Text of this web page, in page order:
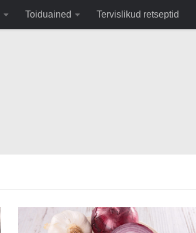
Toiduained Tervislikud retseptid